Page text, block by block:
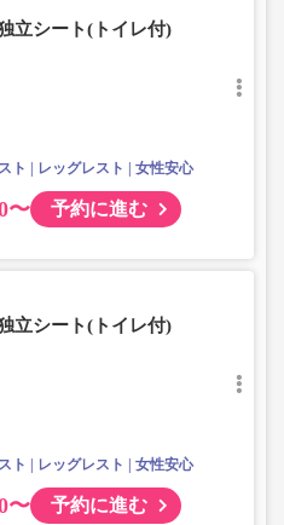
立シート(トイレ付)
ト レッグレスト 女性安心
〜 予約に進む
立シート(トイレ付)
ト レッグレスト 女性安心
〜 予約に進む